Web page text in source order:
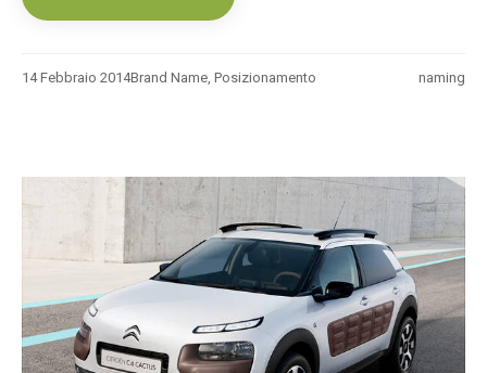
14 Febbraio 2014 naming
Brand Name, Posizionamento